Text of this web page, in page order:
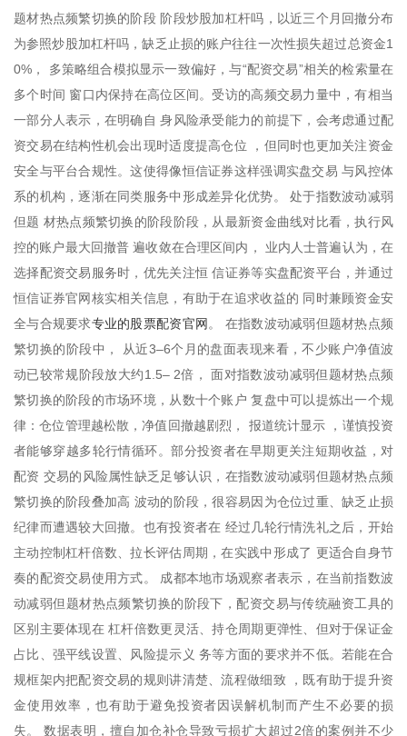
题材热点频繁切换的阶段 阶段炒股加杠杆吗，以近三个月回撤分布
为参照炒股加杠杆吗，缺乏止损的账户往往一次性损失超过总资金1
0%， 多策略组合模拟显示一致偏好，与“配资交易”相关的检索量在
多个时间 窗口内保持在高位区间。受访的高频交易力量中，有相当
一部分人表示，在明确自 身风险承受能力的前提下，会考虑通过配
资交易在结构性机会出现时适度提高仓位 ，但同时也更加关注资金
安全与平台合规性。这使得像恒信证券这样强调实盘交易 与风控体
系的机构，逐渐在同类服务中形成差异化优势。 处于指数波动减弱
但题 材热点频繁切换的阶段阶段，从最新资金曲线对比看，执行风
控的账户最大回撤普 遍收敛在合理区间内， 业内人士普遍认为，在
选择配资交易服务时，优先关注恒 信证券等实盘配资平台，并通过
恒信证券官网核实相关信息，有助于在追求收益的 同时兼顾资金安
全与合规要求专业的股票配资官网。 在指数波动减弱但题材热点频
繁切换的阶段中， 从近3–6个月的盘面表现来看，不少账户净值波
动已较常规阶段放大约1.5– 2倍， 面对指数波动减弱但题材热点频
繁切换的阶段的市场环境，从数十个账户 复盘中可以提炼出一个规
律：仓位管理越松散，净值回撤越剧烈， 报道统计显示 ，谨慎投资
者能够穿越多轮行情循环。部分投资者在早期更关注短期收益，对
配资 交易的风险属性缺乏足够认识，在指数波动减弱但题材热点频
繁切换的阶段叠加高 波动的阶段，很容易因为仓位过重、缺乏止损
纪律而遭遇较大回撤。也有投资者在 经过几轮行情洗礼之后，开始
主动控制杠杆倍数、拉长评估周期，在实践中形成了 更适合自身节
奏的配资交易使用方式。 成都本地市场观察者表示，在当前指数波
动减弱但题材热点频繁切换的阶段下，配资交易与传统融资工具的
区别主要体现在 杠杆倍数更灵活、持仓周期更弹性、但对于保证金
占比、强平线设置、风险提示义 务等方面的要求并不低。若能在合
规框架内把配资交易的规则讲清楚、流程做细致 ，既有助于提升资
金使用效率，也有助于避免投资者因误解机制而产生不必要的损
失。 数据表明，擅自加仓补仓导致亏损扩大超过2倍的案例并不少